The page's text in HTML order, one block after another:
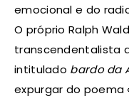
emocional e do
O próprio Ralph
transcendentalista
intitulado bardo da
expurgar do poema